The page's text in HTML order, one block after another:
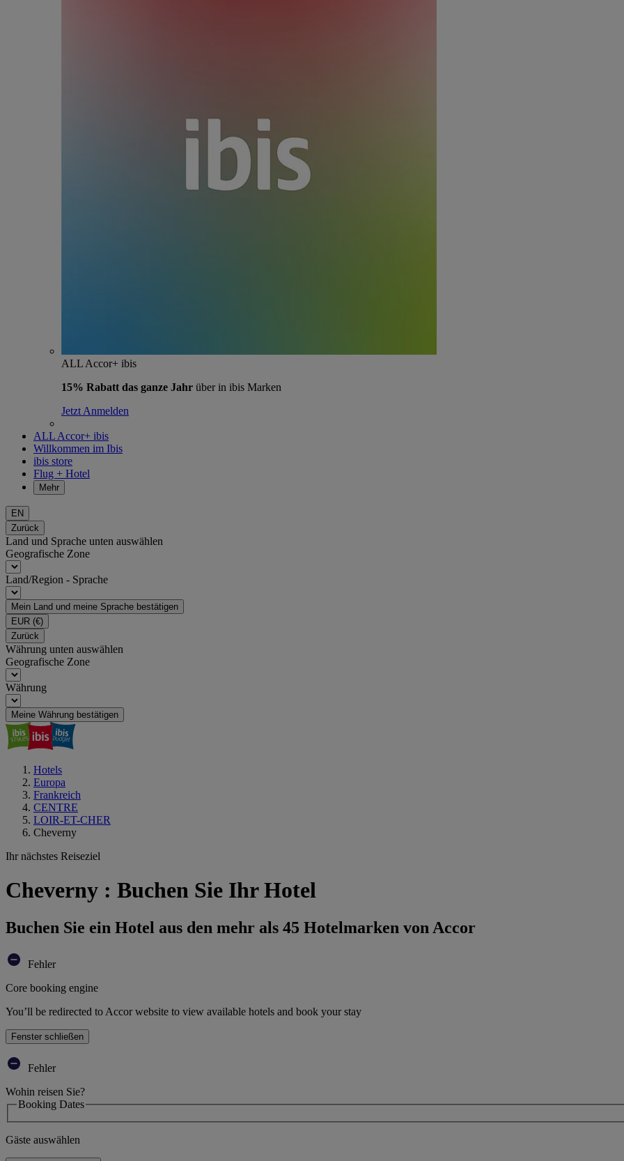
ALL Accor+ ibis
15% Rabatt das ganze Jahr über in ibis Marken
Jetzt Anmelden
ALL Accor+ ibis
Willkommen im Ibis
ibis store
Flug + Hotel
Mehr
EN
Zurück
Land und Sprache unten auswählen
Geografische Zone
Land/Region - Sprache
Mein Land und meine Sprache bestätigen
EUR (€)
Zurück
Währung unten auswählen
Geografische Zone
Währung
Meine Währung bestätigen
Hotels
Europa
Frankreich
CENTRE
LOIR-ET-CHER
Cheverny
Ihr nächstes Reiseziel
Cheverny : Buchen Sie Ihr Hotel
Buchen Sie ein Hotel aus den mehr als 45 Hotelmarken von Accor
Fehler
Core booking engine
You’ll be redirected to Accor website to view available hotels and book your stay
Fenster schließen
Fehler
Wohin reisen Sie?
Booking Dates
Gäste auswählen